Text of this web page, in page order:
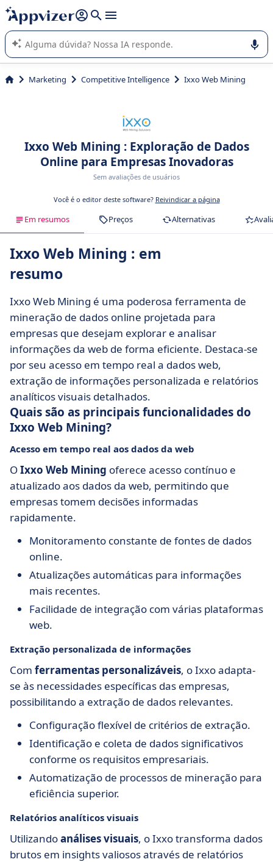
de nossa IA (várias linhas com
A IA do Appvizer o orienta no uso ou na seleção de software
SaaS para sua empresa.
Marketing Competitive Intelligence Ixxo Web Mining
Ixxo Web Mining : Exploração de Dados
Online para Empresas Inovadoras
Sem avaliações de usuários
Você é o editor deste software? Reivindicar a página
Em resumos Preços Alternativas
Ixxo Web Mining : em
resumo
Ixxo Web Mining é uma poderosa ferramenta de
mineração de dados online projetada para
empresas que desejam explorar e analisar
informações da web de forma eficiente. Destaca-se
por seu acesso em tempo real a dados web,
extração de informações personalizada e relatórios
analíticos visuais detalhados.
Quais são as principais funcionalidades do
Ixxo Web Mining?
Acesso em tempo real aos dados da web
OIxxo Web Mining oferece acesso contínuo e
atualizado aos dados da web, permitindo que
empresas tomem decisões informadas
rapidamente.
Monitoramento constante de fontes de dados
online.
Atualizações automáticas para informações
mais recentes.
Facilidade de integração com várias plataformas
web.
Extração personalizada de informações
Com ferramentas personalizáveis, o Ixxo adapta-
se às necessidades específicas das empresas,
possibilitando a extração de dados relevantes.
Configuração flexível de critérios de extração.
Identificação e coleta de dados significativos
conforme os requisitos empresariais.
Automatização de processos de mineração para
eficiência superior.
Relatórios analíticos visuais
Utilizandoanálises visuais, o Ixxo transforma dados
brutos em insights valiosos através de relatórios